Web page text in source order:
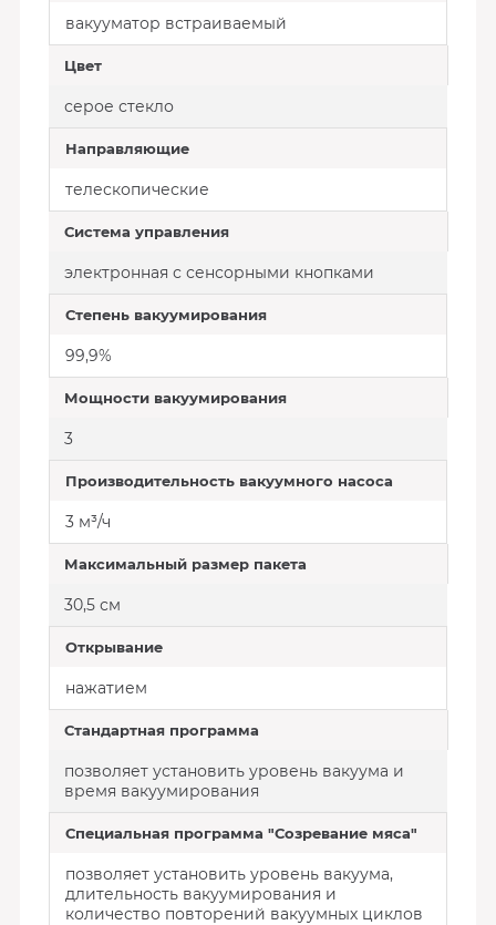
вакууматор встраиваемый
Цвет
серое стекло
Направляющие
телескопические
Система управления
электронная с сенсорными кнопками
Степень вакуумирования
99,9%
Мощности вакуумирования
3
Производительность вакуумного насоса
3 м³/ч
Максимальный размер пакета
30,5 см
Открывание
нажатием
Стандартная программа
позволяет установить уровень вакуума и
время вакуумирования
Специальная программа "Созревание мяса"
позволяет установить уровень вакуума,
длительность вакуумирования и
количество повторений вакуумных циклов